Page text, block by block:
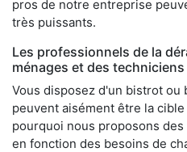
pros de notre entreprise
très puissants.
Les professionnels de la
ménages et des
Vous disposez d'un bistrot ou
peuvent aisément être la
pourquoi nous proposons
en fonction des besoins de